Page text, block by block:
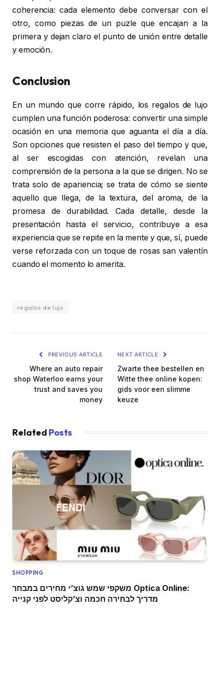
coherencia: cada elemento debe conversar con el
otro, como piezas de un puzle que encajan a la
primera y dejan claro el punto de unión entre detalle
y emoción.
Conclusion
En un mundo que corre rápido, los regalos de lujo
cumplen una función poderosa: convertir una simple
ocasión en una memoria que aguanta el día a día.
Son opciones que resisten el paso del tiempo y que,
al ser escogidas con atención, revelan una
comprensión de la persona a la que se dirigen. No se
trata solo de apariencia; se trata de cómo se siente
aquello que llega, de la textura, del aroma, de la
promesa de durabilidad. Cada detalle, desde la
presentación hasta el servicio, contribuye a esa
experiencia que se repite en la mente y que, sí, puede
verse reforzada con un toque de rosas san valentín
cuando el momento lo amerita.
regalos de lujo
PREVIOUS ARTICLE
Where an auto repair
shop Waterloo earns your
trust and saves you
money
NEXT ARTICLE
Zwarte thee bestellen en
Witte thee online kopen:
gids voor een slimme
keuze
Related Posts
SHOPPING
משקפי שמש גוצ’י מחירים במבחר Optica Online:
מדריך לבחירה חכמה וצ’קליסט לפני קנייה